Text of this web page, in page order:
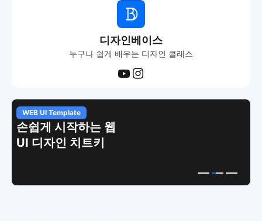
디자인베이스
누구나 쉽게 배우는 디자인 클래스
WEB UI Template
손쉽게 시작하는 웹
UI 디자인 치트키